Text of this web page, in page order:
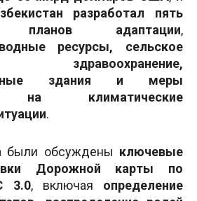
разработал пять
планов адаптации,
водные ресурсы, сельское
здравоохранение,
здания и меры
на климатические
.
были обсуждены ключевые
Дорожной карты по
3.0, включая определение